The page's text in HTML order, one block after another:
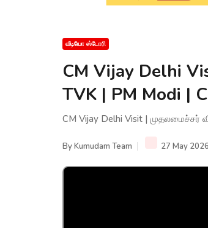
வீடியோ ஸ்டோரி
CM Vijay Delhi
TVK | PM Modi |
CM Vijay Delhi Visit | முதலமைச்சர்
ByKumudam Team 27 May